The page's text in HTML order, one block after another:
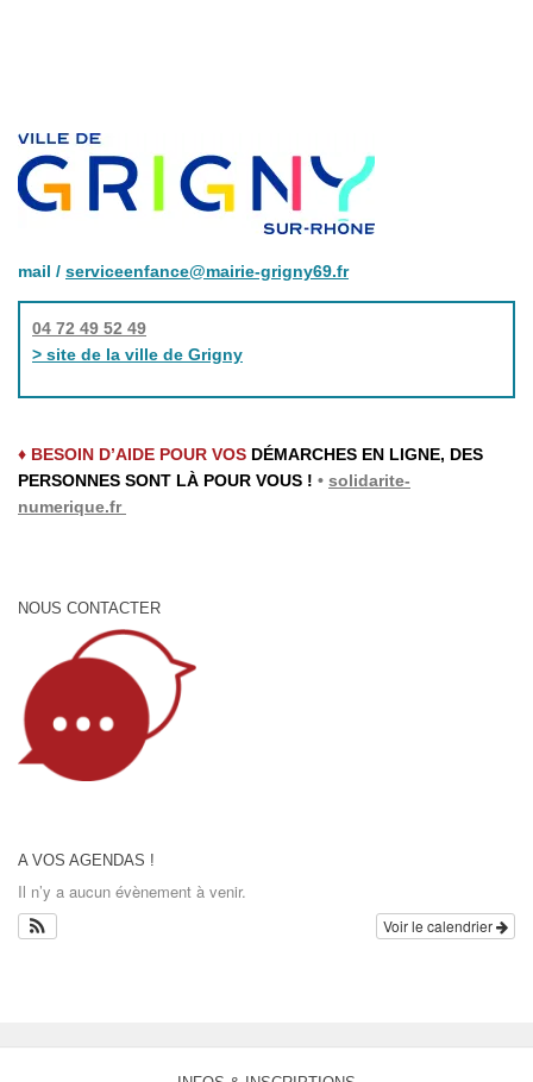
mail / serviceenfance@mairie-grigny69.fr
04 72 49 52 49
> site de la ville de Grigny
♦ BESOIN D’AIDE POUR VOS DÉMARCHES EN LIGNE, DES
PERSONNES SONT LÀ POUR VOUS ! • solidarite-
numerique.fr
NOUS CONTACTER
A VOS AGENDAS !
Il n’y a aucun évènement à venir.
Voir le calendrier